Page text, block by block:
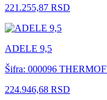
221.255,87 RSD
ADELE 9,5
Šifra: 000096
224.946,68 RSD